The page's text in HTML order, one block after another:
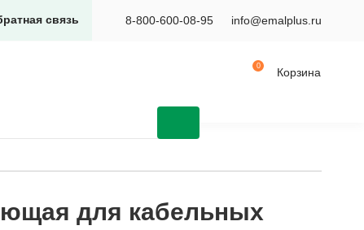
8-800-600-08-95 info@emalplus.ru
связь
Корзина
для кабельных